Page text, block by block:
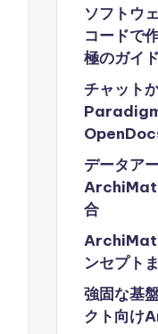
ソフトウ
コードで
極のガイド
チャット
データア
合
ンセプト
強固な基
クト向け